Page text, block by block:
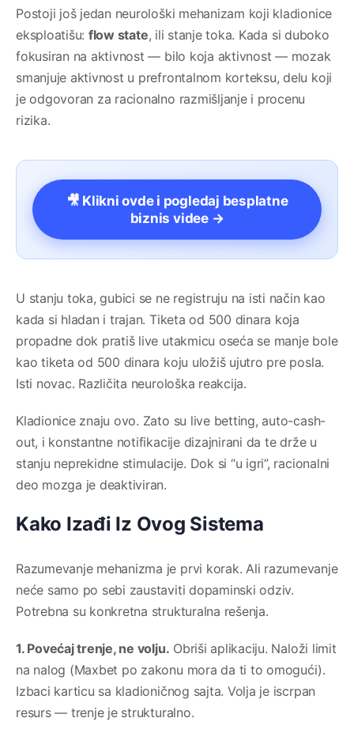
Postoji još jedan neurološki mehanizam koji kladionice
eksploatišu: flow state, ili stanje toka. Kada si duboko
fokusiran na aktivnost — bilo koja aktivnost — mozak
smanjuje aktivnost u prefrontalnom korteksu, delu koji
je odgovoran za racionalno razmišljanje i procenu
rizika.
🎥 Klikni ovde i pogledaj besplatne
biznis videe →
U stanju toka, gubici se ne registruju na isti način kao
kada si hladan i trajan. Tiketa od 500 dinara koja
propadne dok pratiš live utakmicu oseća se manje bole
kao tiketa od 500 dinara koju uložiš ujutro pre posla.
Isti novac. Različita neurološka reakcija.
Kladionice znaju ovo. Zato su live betting, auto-cash-
out, i konstantne notifikacije dizajnirani da te drže u
stanju neprekidne stimulacije. Dok si “u igri”, racionalni
deo mozga je deaktiviran.
Kako Izađi Iz Ovog Sistema
Razumevanje mehanizma je prvi korak. Ali razumevanje
neće samo po sebi zaustaviti dopaminski odziv.
Potrebna su konkretna strukturalna rešenja.
1. Povećaj trenje, ne volju. Obriši aplikaciju. Naloži limit
na nalog (Maxbet po zakonu mora da ti to omogući).
Izbaci karticu sa kladioničnog sajta. Volja je iscrpan
resurs — trenje je strukturalno.